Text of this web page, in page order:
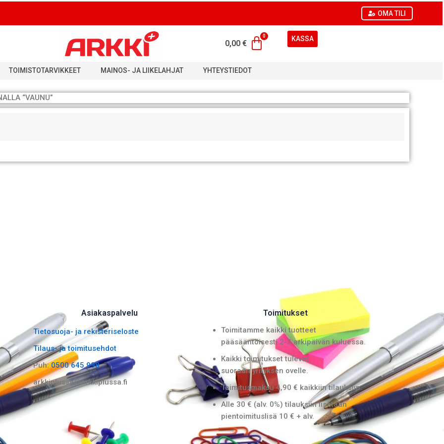
OMA TILI
0,00 €
KASSA
TOIMISTOTARVIKKEET MAINOS- JA LIIKELAHJAT YHTEYSTIEDOT
“VAUNU”
Asiakaspalvelu
Tietosuoja- ja rekisteriseloste
Tilaus- ja toimitusehdot
Puh:0500 645 998
arkkiplussa@arkkiplussa.fi
Toimitukset
Toimitamme kaikki tuotteet
pääsääntöisesti 2-3 arkipäivän kuluessa.
Kaikki toimitukset tulevat
suoraan yrityksen ovelle.
Toimitusmaksu 4,90 € kaikkiin tilauksiin.
Alle 30 € (alv. 0%) tilauksiin lisätään
pientoimituslisä 10 € + alv.